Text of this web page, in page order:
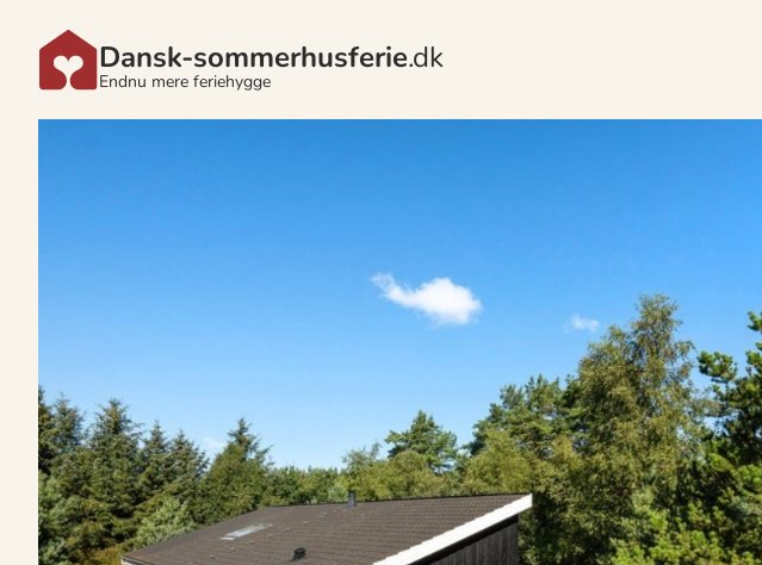
Dansk-sommerhusferie.dk
Endnu mere feriehygge